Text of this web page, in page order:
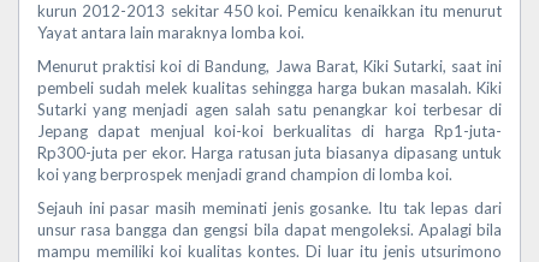
kurun 2012-2013 sekitar 450 koi. Pemicu kenaikkan itu menurut
Yayat antara lain maraknya lomba koi.
Menurut praktisi koi di Bandung, Jawa Barat, Kiki Sutarki, saat ini
pembeli sudah melek kualitas sehingga harga bukan masalah. Kiki
Sutarki yang menjadi agen salah satu penangkar koi terbesar di
Jepang dapat menjual koi-koi berkualitas di harga Rp1-juta-
Rp300-juta per ekor. Harga ratusan juta biasanya dipasang untuk
koi yang berprospek menjadi grand champion di lomba koi.
Sejauh ini pasar masih meminati jenis gosanke. Itu tak lepas dari
unsur rasa bangga dan gengsi bila dapat mengoleksi. Apalagi bila
mampu memiliki koi kualitas kontes. Di luar itu jenis utsurimono